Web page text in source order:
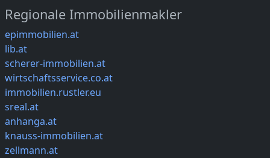
Regionale Immobilienmakler
epimmobilien.at
lib.at
scherer-immobilien.at
wirtschaftsservice.co.at
immobilien.rustler.eu
sreal.at
anhanga.at
knauss-immobilien.at
zellmann.at